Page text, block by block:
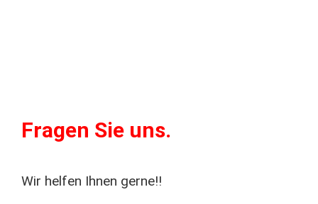
Fragen Sie uns.
Wir helfen Ihnen gerne!!